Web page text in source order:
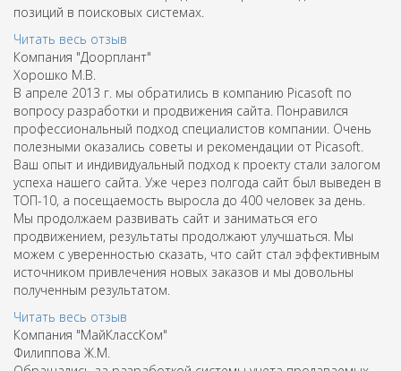
позиций в поисковых системах.
Читать весь отзыв
Компания "Доорплант"
Хорошко М.В.
В апреле 2013 г. мы обратились в компанию Picasoft по
вопросу разработки и продвижения сайта. Понравился
профессиональный подход специалистов компании. Очень
полезными оказались советы и рекомендации от Picasoft.
Ваш опыт и индивидуальный подход к проекту стали залогом
успеха нашего сайта. Уже через полгода сайт был выведен в
ТОП-10, а посещаемость выросла до 400 человек за день.
Мы продолжаем развивать сайт и заниматься его
продвижением, результаты продолжают улучшаться. Мы
можем с уверенностью сказать, что сайт стал эффективным
источником привлечения новых заказов и мы довольны
полученным результатом.
Читать весь отзыв
Компания "МайКлассКом"
Филиппова Ж.М.